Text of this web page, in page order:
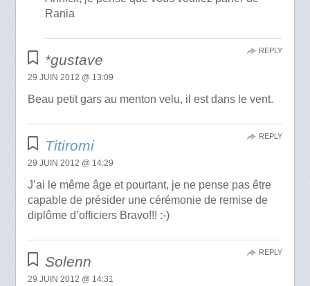
Rania
*gustave
29 JUIN 2012 @ 13:09
Beau petit gars au menton velu, il est dans le vent.
REPLY
Titiromi
29 JUIN 2012 @ 14:29
J’ai le même âge et pourtant, je ne pense pas être
capable de présider une cérémonie de remise de
diplôme d’officiers Bravo!!! :-)
REPLY
Solenn
29 JUIN 2012 @ 14:31
REPLY